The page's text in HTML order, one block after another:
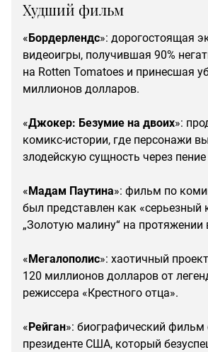
Худший фильм
«Бордерлендс»: дорогостоящая
видеоигры, получившая 90%
на Rotten Tomatoes и принесшая
миллионов долларов.
«Джокер: Безумие на двоих»:
комикс-истории, где персонажи
злодейскую сущность через
«Мадам Паутина»: фильм по
был представлен как «серьезный
„Золотую малину“ на протяжении
«Мегалополис»: хаотичный
120 миллионов долларов от
режиссера «Крестного отца».
«Рейган»: биографический фильм
президенте США, который